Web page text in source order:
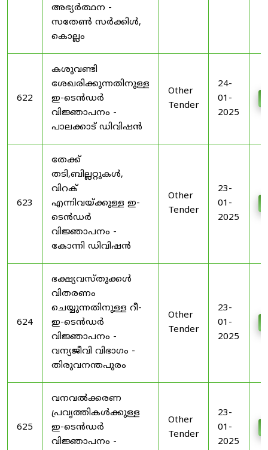
അഭ്യർത്ഥന -
സതേൺ സർക്കിൾ,
കൊല്ലം
622
കശുവണ്ടി
ശേഖരിക്കുന്നതിനുള്ള
ഇ-ടെൻഡർ
വിജ്ഞാപനം -
പാലക്കാട് ഡിവിഷൻ
Other
Tender
24-
01-
2025
623
തേക്ക്
തടി,ബില്ലറ്റുകൾ,
വിറക്
എന്നിവയ്ക്കുള്ള ഇ-
ടെൻഡർ
വിജ്ഞാപനം -
കോന്നി ഡിവിഷൻ
Other
Tender
23-
01-
2025
624
ഭക്ഷ്യവസ്തുക്കൾ
വിതരണം
ചെയ്യുന്നതിനുള്ള റീ-
ഇ-ടെൻഡർ
വിജ്ഞാപനം -
വന്യജീവി വിഭാഗം -
തിരുവനന്തപുരം
Other
Tender
23-
01-
2025
625
വനവൽക്കരണ
പ്രവൃത്തികൾക്കുള്ള
ഇ-ടെൻഡർ
വിജ്ഞാപനം -
Other
Tender
23-
01-
2025